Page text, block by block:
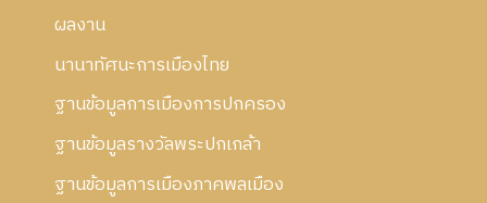
ผลงาน
นานาทัศนะการเมืองไทย
ฐานข้อมูลการเมืองการปกครอง
ฐานข้อมูลรางวัลพระปกเกล้า
ฐานข้อมูลการเมืองภาคพลเมือง